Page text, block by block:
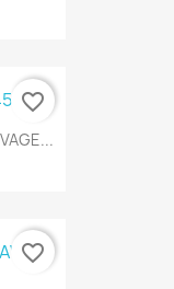
favorite_border
favorite_border